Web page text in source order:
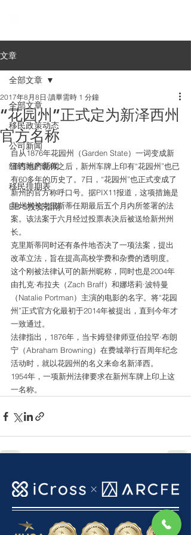
文章
全部文章
移民政策动态
公司新闻
纽约地产新闻
移民排期表
EB-5投资指南
全部文章
“花园州”正式定为新泽西州
官方名称
2017年8月8日 讀畢需時 1 分鐘
自从1876年花园州（Garden State）一词变成新
泽西州的昵称之后，新州车牌上印有“花园州”也已
有60多年的历史了。7日，“花园州”也正式变成了
新州的官方称呼口号。据PIX11报道，这项措施是
新州州长克里斯蒂任期最后五个月内所签署的法
案。该法案于六月经过投票表决后被送给新州州
长。
克里斯蒂同时还有条件地否决了一项法案，提出
改革立法，旨在提高高校学费和杂费的透明度。
这个刚被法律认可的新州昵称，同时也是2004年
由扎克·布拉夫（Zach Braff）和娜塔莉·波特曼
（Natalie Portman）主演的电影的名字。将“花园
州”正式官方化最初于2014年被提出，直到今年才
一致通过。
法律指出，1876年，当卡姆登律师亚伯拉罕·布朗
宁（Abraham Browning）在费城举行百周年纪念
活动时，就以花园州的名义来命名新泽西。
1954年，一项新州法律要求在新州车牌上印上这
一名称。
最新文章 查看全部